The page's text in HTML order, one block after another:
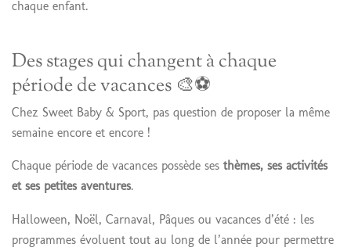
chaque enfant.
Des stages qui changent à chaque
période de vacances 🎨⚽
Chez Sweet Baby & Sport, pas question de proposer la même
semaine encore et encore !
Chaque période de vacances possède ses thèmes, ses activités
et ses petites aventures.
Halloween, Noël, Carnaval, Pâques ou vacances d’été : les
programmes évoluent tout au long de l’année pour permettre